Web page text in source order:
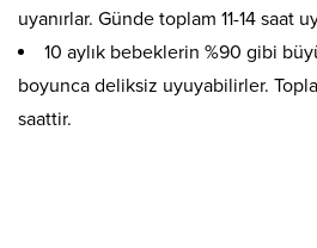
uyanırlar. Günde toplam 11-14 saat
10 aylık bebeklerin %90 gibi
boyunca deliksiz uyuyabilirler.
saattir.